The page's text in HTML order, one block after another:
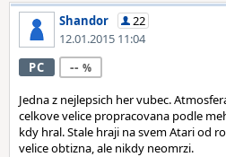
Shandor
22
12.01.2015 11:04
PC
--
Jedna z nejlepsich her vubec.
celkove velice propracovana podle
kdy hral. Stale hraji na svem Atari od
velice obtizna, ale nikdy neomrzi.